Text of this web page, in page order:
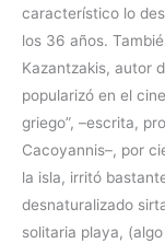
característico lo
los 36 años.
Kazantzakis, autor
popularizó en el
griego”, –escrita,
Cacoyannis–, por
la isla, irritó
desnaturalizado
solitaria playa,